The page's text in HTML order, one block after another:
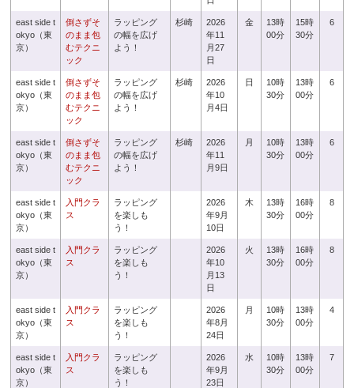
east side t
okyo（東
京）
倒さずそ
のまま包
むテクニ
ック
ラッピング
の幅を広げ
よう！
杉崎
2026
年11
月27
日
金
13時
00分
15時
30分
6
east side t
okyo（東
京）
倒さずそ
のまま包
むテクニ
ック
ラッピング
の幅を広げ
よう！
杉崎
2026
年10
月4日
日
10時
30分
13時
00分
6
east side t
okyo（東
京）
倒さずそ
のまま包
むテクニ
ック
ラッピング
の幅を広げ
よう！
杉崎
2026
年11
月9日
月
10時
30分
13時
00分
6
east side t
okyo（東
京）
入門クラ
ス
ラッピング
を楽しも
う！
2026
年9月
10日
木
13時
30分
16時
00分
8
east side t
okyo（東
京）
入門クラ
ス
ラッピング
を楽しも
う！
2026
年10
月13
日
火
13時
30分
16時
00分
8
east side t
okyo（東
京）
入門クラ
ス
ラッピング
を楽しも
う！
2026
年8月
24日
月
10時
30分
13時
00分
4
east side t
okyo（東
京）
入門クラ
ス
ラッピング
を楽しも
う！
2026
年9月
23日
水
10時
30分
13時
00分
7